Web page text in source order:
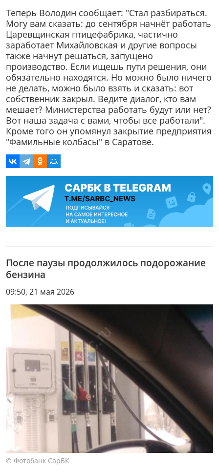
Теперь Володин сообщает: "Стал разбираться.
Могу вам сказать: до сентября начнёт работать
Царевщинская птицефабрика, частично
заработает Михайловская и другие вопросы
также начнут решаться, запущено
производство. Если ищешь пути решения, они
обязательно находятся. Но можно было ничего
не делать, можно было взять и сказать: вот
собственник закрыл. Ведите диалог, кто вам
мешает? Министерства работать будут или нет?
Вот наша задача с вами, чтобы все работали".
Кроме того он упомянул закрытие предприятия
"Фамильные колбасы" в Саратове.
После паузы продолжилось подорожание
бензина
09:50, 21 мая 2026
© Фотобанк СарБК